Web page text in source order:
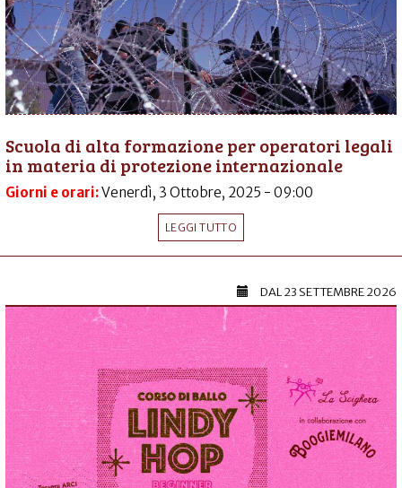
Scuola di alta formazione per operatori legali
in materia di protezione internazionale
Giorni e orari:Venerdì, 3 Ottobre, 2025 - 09:00
LEGGI TUTTO
DAL23 SETTEMBRE 2026